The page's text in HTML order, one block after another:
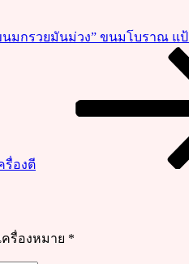
นมกรวยมันม่วง” ขนมโบราณ แ
รื่องตี
รื่องหมาย *